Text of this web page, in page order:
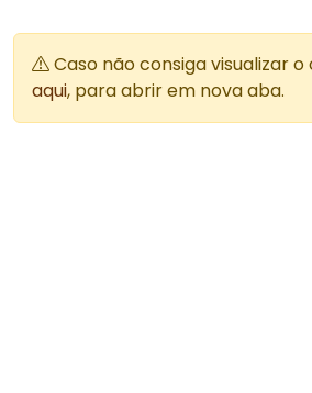
Caso não consiga visualizar o
aqui, para abrir em nova aba.